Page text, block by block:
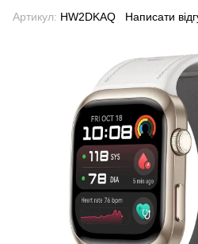
Артикул: HW2DKAQ Написати